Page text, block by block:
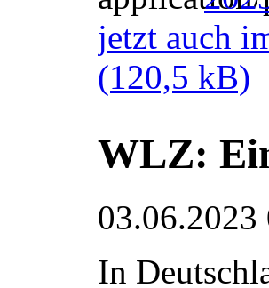
jetzt auch
(120,5 kB)
WLZ:
03.06.2023
In